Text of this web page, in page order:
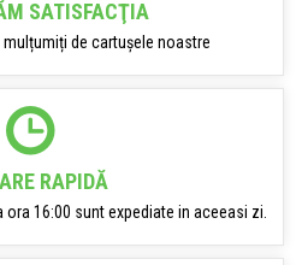
SATISFACŢIA
de cartușele noastre
RAPIDĂ
16:00 sunt expediate in aceeasi zi.